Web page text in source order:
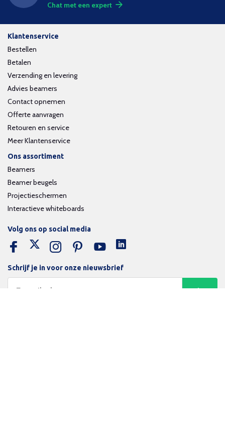
Chat met een expert
Klantenservice
Bestellen
Betalen
Verzending en levering
Advies beamers
Contact opnemen
Offerte aanvragen
Retouren en service
Meer Klantenservice
Ons assortiment
Beamers
Beamer beugels
Projectieschermen
Interactieve whiteboards
Schrijf je in voor onze nieuwsbrief
Volg ons op social media